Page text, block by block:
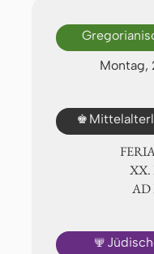
Montag,
♚
ⅩⅩ.
🕎